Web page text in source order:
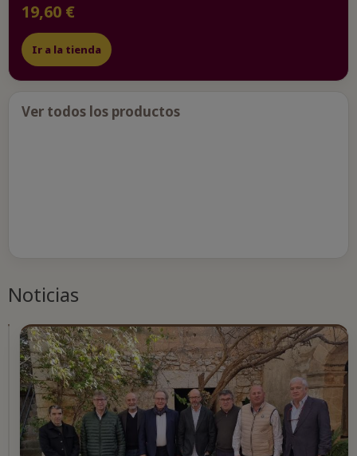
19,60 €
Ir a la tienda
Ver todos los productos
Noticias
MALLORCA
V.T.
¡Brindemos
por